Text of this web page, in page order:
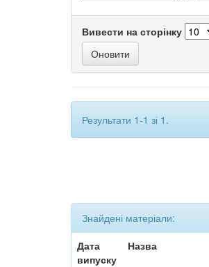
Вивести на сторінку
Результати 1-1 зі 1.
Знайдені матеріали:
Дата
випуску
Назва